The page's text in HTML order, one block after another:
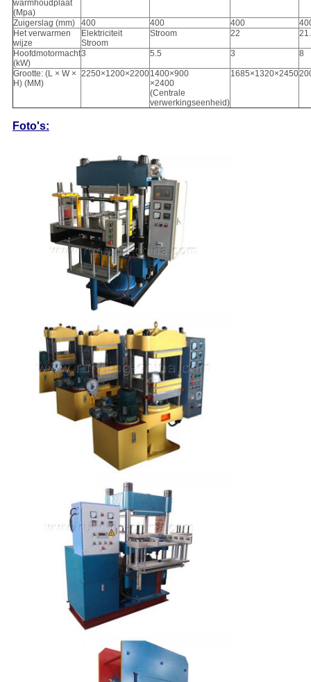
warmhoudplaat
(Mpa)
Zuigerslag (mm)
400 400 400
Het verwarmen
wijze
Elektriciteit
Stroom
Stroom 22
Hoofdmotormacht
(kW)
3 5.5 3 8
Grootte: (L × W ×
H) (MM)
2250×1200×22001400×900
×2400
(Centrale
verwerkingseenheid)
1685×1320×2450
Foto's: